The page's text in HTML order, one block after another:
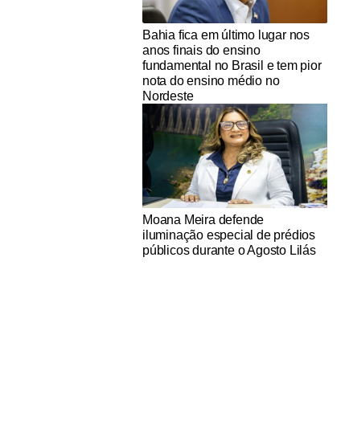
Notícias Católicas
Bahia fica em último lugar nos
anos finais do ensino
fundamental no Brasil e tem pior
nota do ensino médio no
Nordeste
Notícias Católicas
Moana Meira defende
iluminação especial de prédios
públicos durante o Agosto Lilás